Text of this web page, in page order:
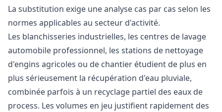
La substitution exige une analyse cas par cas selon les
normes applicables au secteur d'activité.
Les blanchisseries industrielles, les centres de lavage
automobile professionnel, les stations de nettoyage
d'engins agricoles ou de chantier étudient de plus en
plus sérieusement la récupération d'eau pluviale,
combinée parfois à un recyclage partiel des eaux de
process. Les volumes en jeu justifient rapidement des